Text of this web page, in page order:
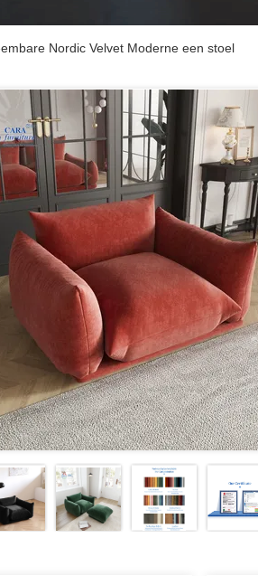
Nordic Velvet Moderne een stoel